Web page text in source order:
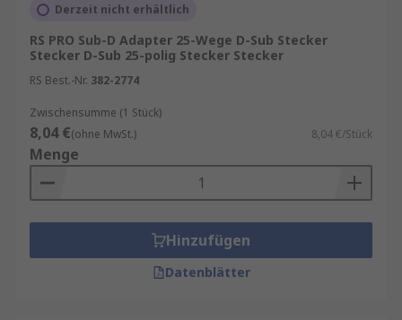
Derzeit nicht erhältlich
RS PRO Sub-D Adapter 25-Wege D-Sub Stecker
Stecker D-Sub 25-polig Stecker Stecker
RS Best.-Nr. 382-2774
Zwischensumme (1 Stück)
8,04 €(ohne MwSt.) 8,04 €/Stück
Menge
Hinzufügen
Datenblätter